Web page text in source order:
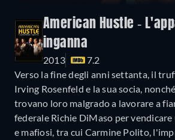
American Hustle -
inganna
2013
7.2
Verso la fine degli anni settanta, il
Irving Rosenfeld e la sua socia,
trovano loro malgrado a lavorare a
federale Richie DiMaso per
e mafiosi, tra cui Carmine Polito,